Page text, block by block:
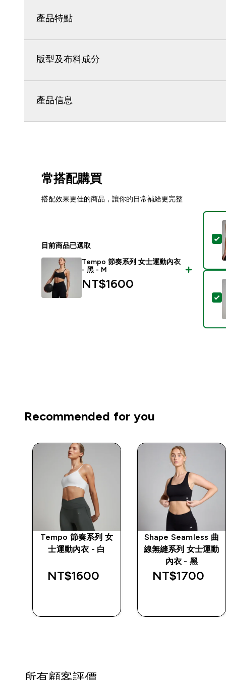
產品特點
版型及布料成分
產品信息
常搭配購買
搭配效果更佳的商品，讓你的日常補給更完整
目前商品已選取
Tempo 節奏系列 女士運動內衣
- 黑 - M
NT$1600‎
Recommended for you
Tempo 節奏系列 女
士運動內衣 - 白
NT$1600‎
Shape Seamless 曲
線無縫系列 女士運動
內衣 - 黑
NT$1700‎
所有顧客評價